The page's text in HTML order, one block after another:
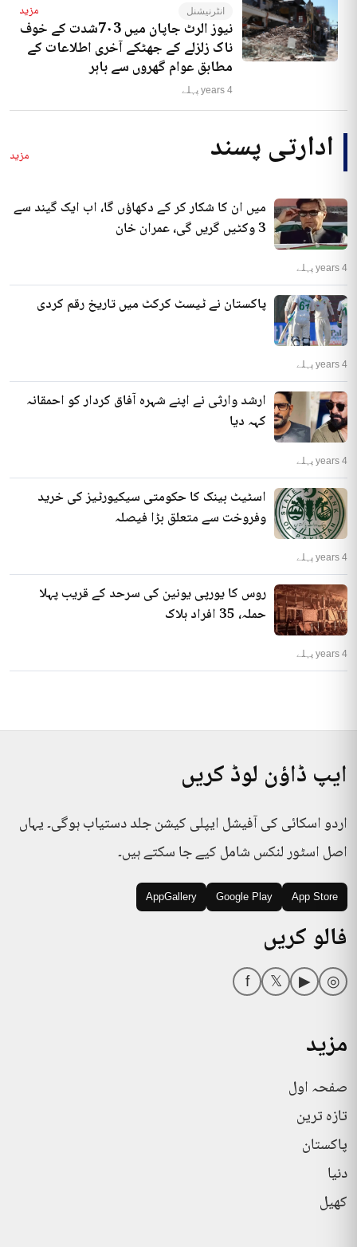
انٹرنیشنل مزید
نیوز الرٹ جاپان میں 7۰3شدت کے خوف
ناک زلزلے کے جھٹکے آخری اطلاعات کے
مطابق عوام گھروں سے باہر
4 years پہلے
ادارتی پسند مزید
میں ان کا شکار کر کے دکھاؤں گا، اب ایک گیند سے
3 وکٹیں گریں گی، عمران خان
4 years پہلے
پاکستان نے ٹیسٹ کرکٹ میں تاریخ رقم کردی
4 years پہلے
ارشد وارثی نے اپنے شہرہ آفاق کردار کو احمقانہ
کہہ دیا
4 years پہلے
اسٹیٹ بینک کا حکومتی سیکیورٹیز کی خرید
وفروخت سے متعلق بڑا فیصلہ
4 years پہلے
روس کا یورپی یونین کی سرحد کے قریب پہلا
حملہ، 35 افراد ہلاک
4 years پہلے
ایپ ڈاؤن لوڈ کریں
اردو اسکائی کی آفیشل ایپلی کیشن جلد دستیاب ہوگی۔ یہاں
اصل اسٹور لنکس شامل کیے جا سکتے ہیں۔
App Store
Google Play
AppGallery
فالو کریں
◎
▶
𝕏
f
مزید
صفحہ اول
تازہ ترین
پاکستان
دنیا
کھیل